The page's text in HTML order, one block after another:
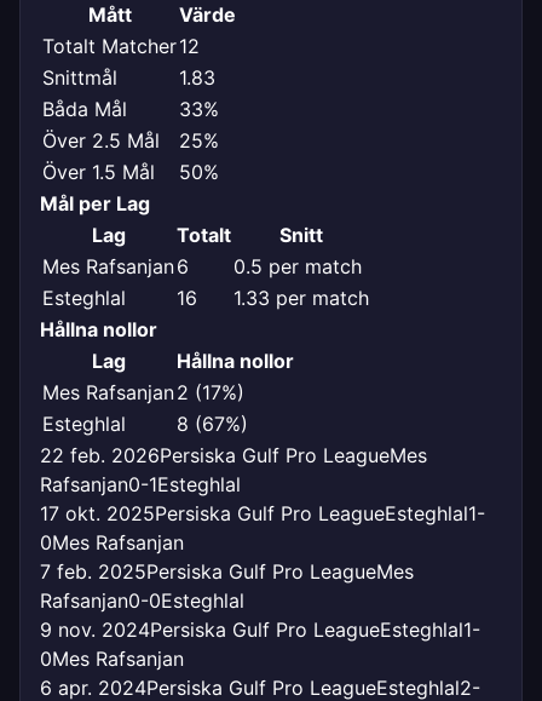
Mått
Värde
Totalt Matcher12
Snittmål
1.83
Båda Mål
33%
Över 2.5 Mål
25%
Över 1.5 Mål
50%
Mål per Lag
Lag
Totalt
Snitt
Mes Rafsanjan6
0.5 per match
Esteghlal
16
1.33 per match
Hållna nollor
Lag
Hållna nollor
Mes Rafsanjan2 (17%)
Esteghlal
8 (67%)
22 feb. 2026Persiska Gulf Pro LeagueMes
Rafsanjan0-1Esteghlal
17 okt. 2025Persiska Gulf Pro LeagueEsteghlal1-
0Mes Rafsanjan
7 feb. 2025Persiska Gulf Pro LeagueMes
Rafsanjan0-0Esteghlal
9 nov. 2024Persiska Gulf Pro LeagueEsteghlal1-
0Mes Rafsanjan
6 apr. 2024Persiska Gulf Pro LeagueEsteghlal2-